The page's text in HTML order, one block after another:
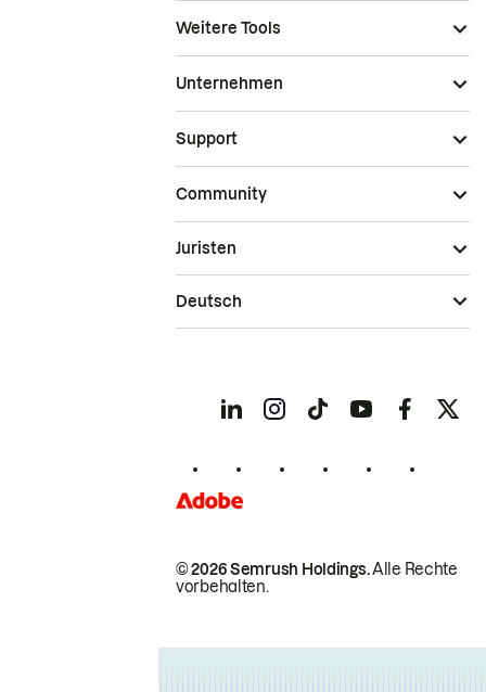
Weitere Tools
Unternehmen
Support
Community
© 2026 Semrush Holdings.Alle Rechte
vorbehalten.
Juristen
Deutsch